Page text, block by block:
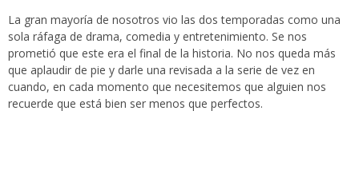
La gran mayoría de nosotros vio las dos temporadas como una
sola ráfaga de drama, comedia y entretenimiento. Se nos
prometió que este era el final de la historia. No nos queda más
que aplaudir de pie y darle una revisada a la serie de vez en
cuando, en cada momento que necesitemos que alguien nos
recuerde que está bien ser menos que perfectos.